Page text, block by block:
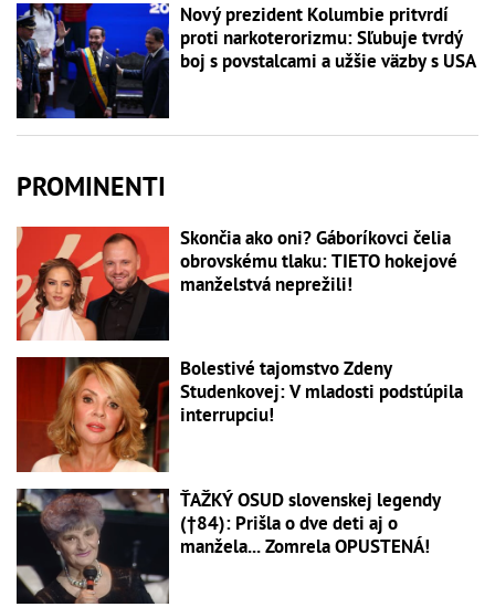
Nový prezident Kolumbie pritvrdí
proti narkoterorizmu: Sľubuje tvrdý
boj s povstalcami a užšie väzby s USA
PROMINENTI
Skončia ako oni? Gáboríkovci čelia
obrovskému tlaku: TIETO hokejové
manželstvá neprežili!
Bolestivé tajomstvo Zdeny
Studenkovej: V mladosti podstúpila
interrupciu!
ŤAŽKÝ OSUD slovenskej legendy
(†84): Prišla o dve deti aj o
manžela... Zomrela OPUSTENÁ!